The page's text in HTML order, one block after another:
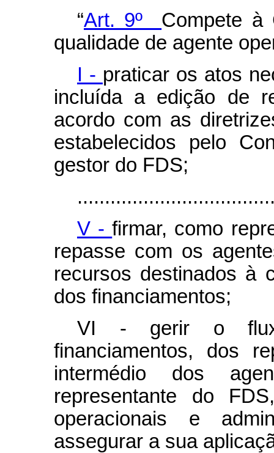
“Art. 9º Compete à
qualidade de agente
I - praticar os atos
incluída a edição de
acordo com as
estabelecidos pelo
gestor do FDS;
V -firmar, como
repasse com os
recursos destinados à
dos financiamentos;
VI - gerir o
financiamentos, dos
intermédio dos
representante do
operacionais e
assegurar a sua